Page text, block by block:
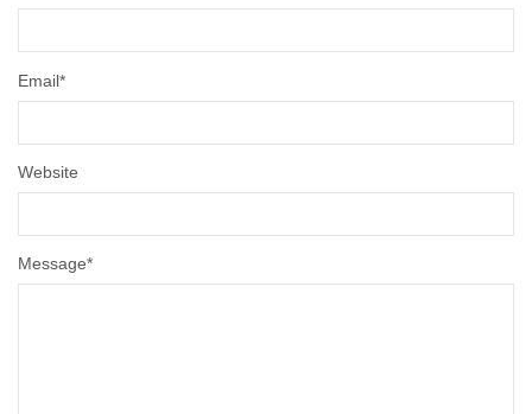
Message*
Email*
Website